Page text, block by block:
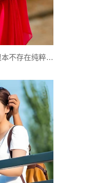
福州侦探：现实中男女，根本不存在纯粹友谊